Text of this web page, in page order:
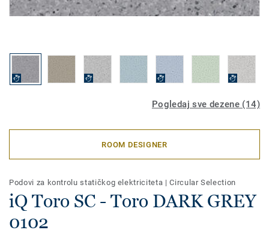
Pogledaj sve dezene (14)
ROOM DESIGNER
Podovi za kontrolu statičkog elektriciteta |Circular Selection
iQ Toro SC - Toro DARK GREY
0102